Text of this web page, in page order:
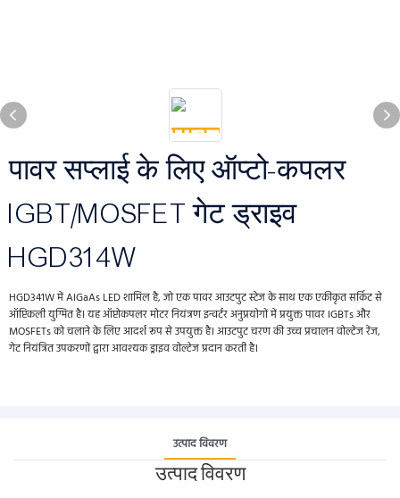
पावर सप्लाई के लिए ऑप्टो-कपलर
IGBT/MOSFET गेट ड्राइव
HGD314W
HGD341W में AlGaAs LED शामिल है, जो एक पावर आउटपुट स्टेज के साथ एक एकीकृत सर्किट से
ऑप्टिकली युग्मित है। यह ऑप्टोकपलर मोटर नियंत्रण इन्वर्टर अनुप्रयोगों में प्रयुक्त पावर IGBTs और
MOSFETs को चलाने के लिए आदर्श रूप से उपयुक्त है। आउटपुट चरण की उच्च प्रचालन वोल्टेज रेंज,
गेट नियंत्रित उपकरणों द्वारा आवश्यक ड्राइव वोल्टेज प्रदान करती है।
उत्पाद विवरण
उत्पाद विवरण